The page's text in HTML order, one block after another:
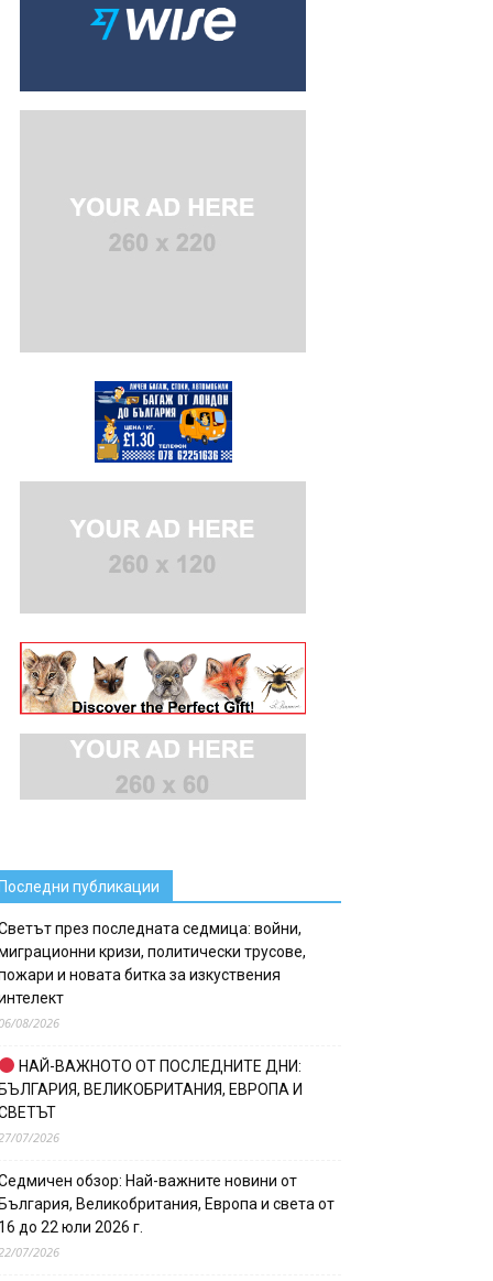
публикации
през последната седмица: войни,
кризи, политически трусове,
и новата битка за изкуствения
08/2026
НАЙ-ВАЖНОТО ОТ ПОСЛЕДНИТЕ ДНИ:
ВЕЛИКОБРИТАНИЯ, ЕВРОПА И
07/2026
обзор: Най-важните новини от
Великобритания, Европа и света от
до 22 юли 2026 г.
07/2026